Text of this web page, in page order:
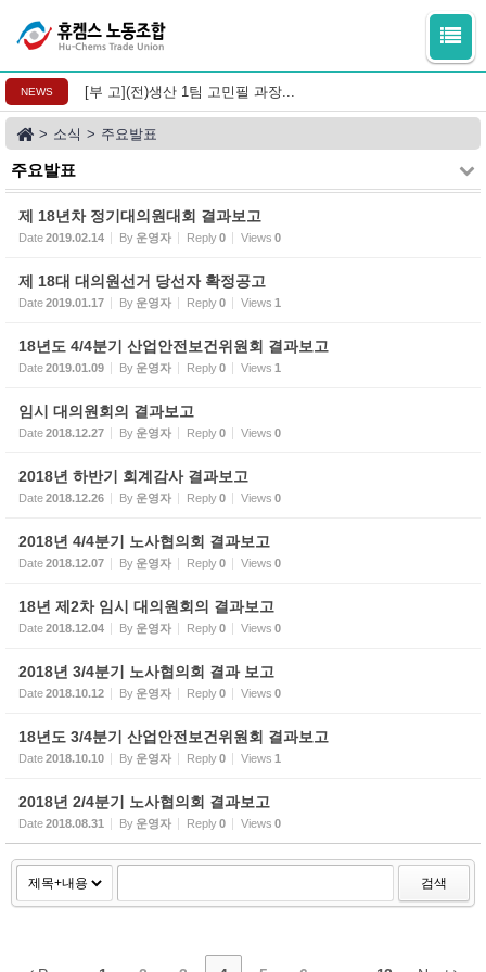
NEWS [부 고](전)생산 1팀 고민필 과장...
> 소식 > 주요발표
주요발표
제 18년차 정기대의원대회 결과보고
Date2019.02.14 By 운영자 Reply0 Views 0
제 18대 대의원선거 당선자 확정공고
Date2019.01.17 By 운영자 Reply0 Views 1
18년도 4/4분기 산업안전보건위원회 결과보고
Date2019.01.09 By 운영자 Reply0 Views 1
임시 대의원회의 결과보고
Date2018.12.27 By 운영자 Reply0 Views 0
2018년 하반기 회계감사 결과보고
Date2018.12.26 By 운영자 Reply0 Views 0
2018년 4/4분기 노사협의회 결과보고
Date2018.12.07 By 운영자 Reply0 Views 0
18년 제2차 임시 대의원회의 결과보고
Date2018.12.04 By 운영자 Reply0 Views 0
2018년 3/4분기 노사협의회 결과 보고
Date2018.10.12 By 운영자 Reply0 Views 0
18년도 3/4분기 산업안전보건위원회 결과보고
Date2018.10.10 By 운영자 Reply0 Views 1
2018년 2/4분기 노사협의회 결과보고
Date2018.08.31 By 운영자 Reply0 Views 0
검색